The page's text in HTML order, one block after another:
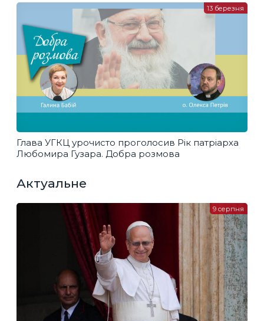
Глава УГКЦ урочисто проголосив Рік патріарха
Любомира Гузара. Добра розмова
13 березня
Актуальне
9 серпня